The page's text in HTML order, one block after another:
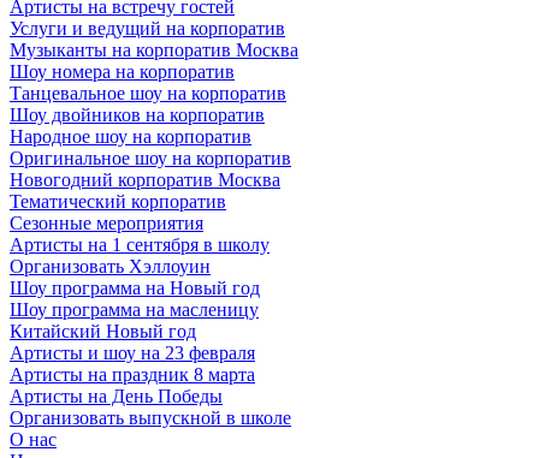
Артисты на встречу гостей
Услуги и ведущий на корпоратив
Музыканты на корпоратив Москва
Шоу номера на корпоратив
Танцевальное шоу на корпоратив
Шоу двойников на корпоратив
Народное шоу на корпоратив
Оригинальное шоу на корпоратив
Новогодний корпоратив Москва
Тематический корпоратив
Сезонные мероприятия
Артисты на 1 сентября в школу
Организовать Хэллоуин
Шоу программа на Новый год
Шоу программа на масленицу
Китайский Новый год
Артисты и шоу на 23 февраля
Артисты на праздник 8 марта
Артисты на День Победы
Организовать выпускной в школе
О нас